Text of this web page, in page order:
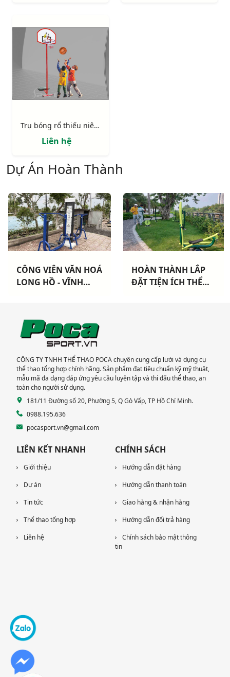
Trụ bóng rổ thiếu niên 801810 (BS810)
Liên hệ
Dự Án Hoàn Thành
CÔNG VIÊN VĂN HOÁ
LONG HỒ - VĨNH
thao cao cấp
HOÀN THÀNH LẮP
ĐẶT TIỆN ÍCH THỂ
CÔNG TY TNHH THỂ THAO POCA chuyên cung cấp lưới và dụng cụ
thể thao tổng hợp chính hãng. Sản phẩm đạt tiêu chuẩn kỹ mỹ thuật,
mẫu mã đa dạng đáp ứng yêu cầu luyện tập và thi đấu thể thao, an
toàn cho người sử dụng.
181/11 Đường số 20, Phường 5, Q Gò Vấp, TP Hồ Chí Minh.
0988.195.636
pocasport.vn@gmail.com
LIÊN KẾT NHANH
Giới thiệu
Dự án
Tin tức
Thể thao tổng hợp
Liên hệ
CHÍNH SÁCH
Hướng dẫn đặt hàng
Hướng dẫn thanh toán
Giao hàng & nhận hàng
Hướng dẫn đổi trả hàng
Chính sách bảo mật thông
tin